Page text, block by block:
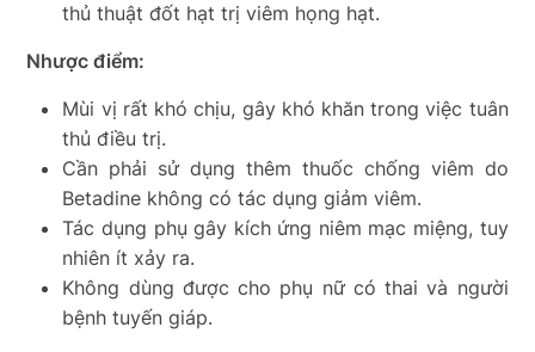
thủ thuật đốt hạt trị viêm họng hạt.
Nhược điểm:
Mùi vị rất khó chịu, gây khó khăn trong việc tuân
thủ điều trị.
Cần phải sử dụng thêm thuốc chống viêm do
Betadine không có tác dụng giảm viêm.
Tác dụng phụ gây kích ứng niêm mạc miệng, tuy
nhiên ít xảy ra.
Không dùng được cho phụ nữ có thai và người
bệnh tuyến giáp.